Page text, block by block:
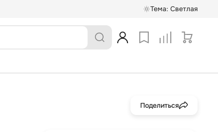
Тема: Светлая
Поделиться